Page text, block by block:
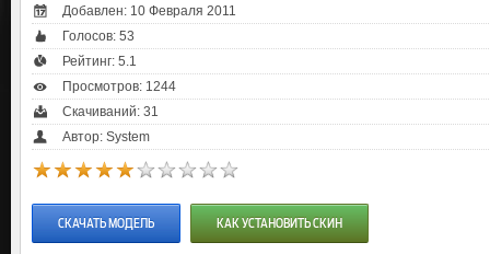
Добавлен: 10 Февраля 2011
Голосов: 53
Рейтинг: 5.1
Просмотров: 1244
Скачиваний: 31
Автор: System
СКАЧАТЬ МОДЕЛЬ КАК УСТАНОВИТЬ СКИН